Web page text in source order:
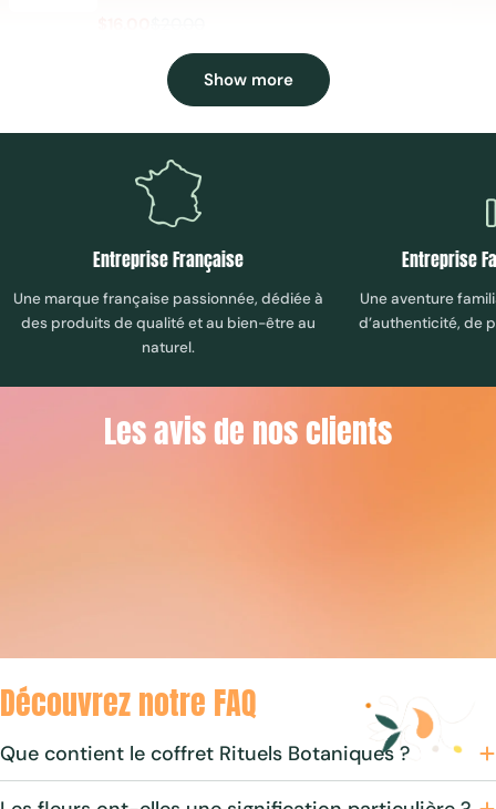
INCENSE STICK
Palo Incense x10
price
price
PALO SANTO INCENSE CONES
Sale
$12.00
Regular$15.00
price
price
Show more
Entreprise Française
Une marque française passionnée, dédiée à
des produits de qualité et au bien-être au
naturel.
Entreprise
Une aventure
d’authenticité, de
Les avis de nos clients
Découvrez notre FAQ
Que contient le coffret Rituels Botaniques ?